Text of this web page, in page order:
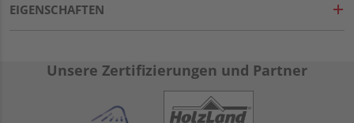
EIGENSCHAFTEN
Unsere Zertifizierungen und Partner